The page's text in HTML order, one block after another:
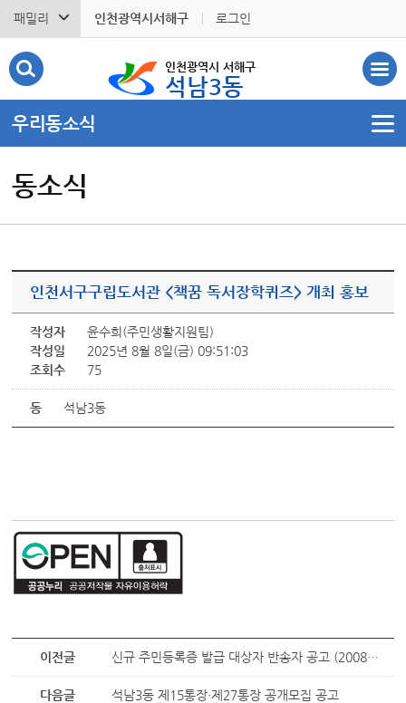
패밀리 인천광역시서해구 로그인
인천광역시 서해구
석남3동
우리동소식
동소식
인천서구구립도서관 <책꿈 독서장학퀴즈> 개최 홍보
작성자
윤수희(주민생활지원팀)
작성일
2025년 8월 8일(금) 09:51:03
조회수
75
동 석남3동
이전글 신규 주민등록증 발급 대상자 반송자 공고 (2008년생 8월생)
다음글 석남3동 제15통장·제27통장 공개모집 공고